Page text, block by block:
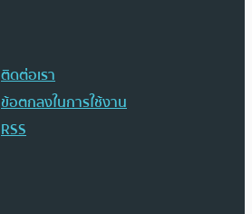
ติดต่อเรา
ข้อตกลงในการใช้งาน
RSS